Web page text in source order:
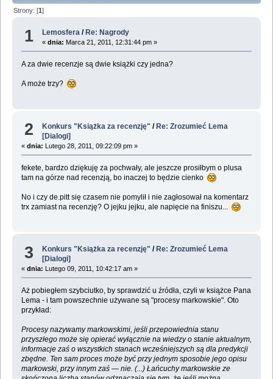
Strony: [1]
1 Lemosfera / Re: Nagrody
«dnia: Marca 21, 2011, 12:31:44 pm »
A za dwie recenzje są dwie książki czy jedna?
A może trzy?
2 Konkurs "Książka za recenzję" /Re: Zrozumieć Lema
[Dialogi]
« dnia: Lutego 28, 2011, 09:22:09 pm »
fekete, bardzo dziękuję za pochwały, ale jeszcze prosiłbym o plusa
tam na górze nad recenzją, bo inaczej to będzie cienko
No i czy de.pitt się czasem nie pomylił i nie zagłosował na komentarz
trx zamiast na recenzję? O jejku jejku, ale napięcie na finiszu...
3 Konkurs "Książka za recenzję" / Re: Zrozumieć Lema
[Dialogi]
« dnia: Lutego 09, 2011, 10:42:17 am »
Aż pobiegłem szybciutko, by sprawdzić u źródła, czyli w książce Pana
Lema - i tam powszechnie używane są "procesy markowskie". Oto
przykład:
Procesy nazywamy markowskimi, jeśli przepowiednia stanu
przyszłego może się opierać wyłącznie na wiedzy o stanie aktualnym,
informacje zaś o wszystkich stanach wcześniejszych są dla predykcji
zbędne. Ten sam proces może być przy jednym sposobie jego opisu
markowski, przy innym zaś — nie. (...) Łańcuchy markowskie ze